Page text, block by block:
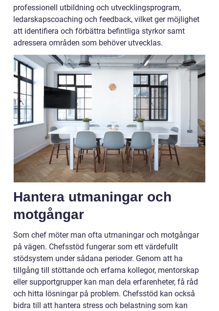
professionell utbildning och utvecklingsprogram,
ledarskapscoaching och feedback, vilket ger möjlighet
att identifiera och förbättra befintliga styrkor samt
adressera områden som behöver utvecklas.
Hantera utmaningar och
motgångar
Som chef möter man ofta utmaningar och motgångar
på vägen. Chefsstöd fungerar som ett värdefullt
stödsystem under sådana perioder. Genom att ha
tillgång till stöttande och erfarna kollegor, mentorskap
eller supportgrupper kan man dela erfarenheter, få råd
och hitta lösningar på problem. Chefsstöd kan också
bidra till att hantera stress och belastning som kan